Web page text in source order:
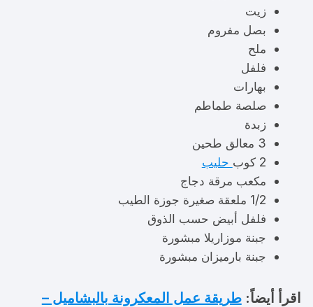
زيت
بصل مفروم
ملح
فلفل
بهارات
صلصة طماطم
زبدة
3 معالق طحين
2 كوب
حليب
مكعب مرقة دجاج
1/2 ملعقة صغيرة جوزة الطيب
فلفل أبيض حسب الذوق
جبنة موزاريلا مبشورة
جبنة بارميزان مبشورة
اقرأ أيضاً:طريقة عمل المعكرونة بالبشاميل –